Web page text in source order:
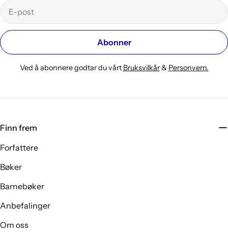
E-
post
Abonner
Ved å abonnere godtar du vårt Bruksvilkår& Personvern.
Finn frem
Forfattere
Bøker
Barnebøker
Anbefalinger
Om oss